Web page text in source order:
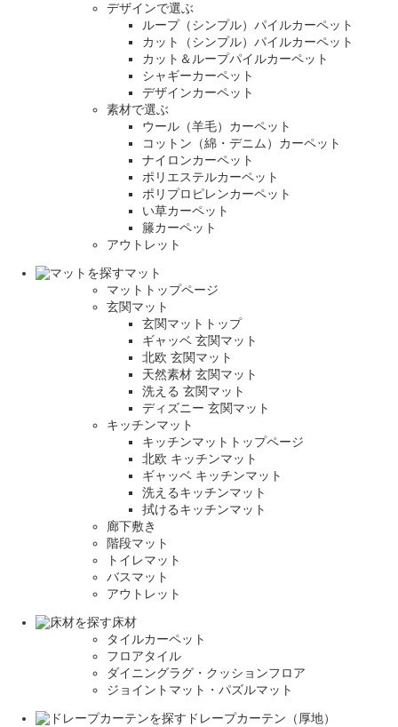
デザインで選ぶ
ループ（シンプル）パイルカーペット
カット（シンプル）パイルカーペット
カット＆ループパイルカーペット
シャギーカーペット
デザインカーペット
素材で選ぶ
ウール（羊毛）カーペット
コットン（綿・デニム）カーペット
ナイロンカーペット
ポリエステルカーペット
ポリプロピレンカーペット
い草カーペット
籐カーペット
アウトレット
マット
マットトップページ
玄関マット
玄関マットトップ
ギャッベ 玄関マット
北欧 玄関マット
天然素材 玄関マット
洗える 玄関マット
ディズニー 玄関マット
キッチンマット
キッチンマットトップページ
北欧 キッチンマット
ギャッベ キッチンマット
洗えるキッチンマット
拭けるキッチンマット
廊下敷き
階段マット
トイレマット
バスマット
アウトレット
床材
タイルカーペット
フロアタイル
ダイニングラグ・クッションフロア
ジョイントマット・パズルマット
ドレープカーテン（厚地）